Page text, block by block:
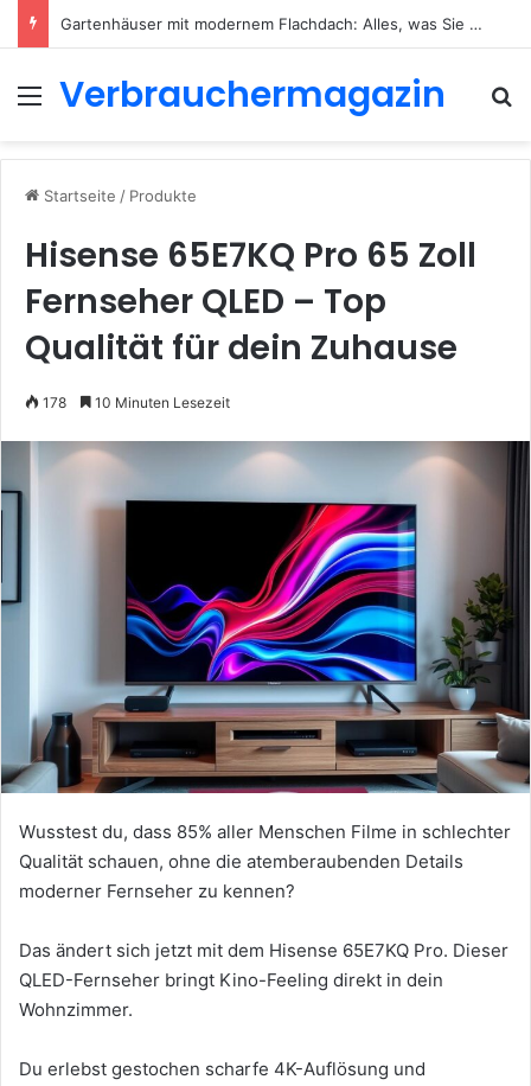
Welche LED Aufbauspots gibt es? Ein vollständiger Überblick für 2026
Menü
Verbrauchermagazin
Startseite / Produkte
Hisense 65E7KQ Pro 65 Zoll
Fernseher QLED – Top
Qualität für dein Zuhause
178 10 Minuten Lesezeit
Wusstest du, dass 85% aller Menschen Filme in schlechter
Qualität schauen, ohne die atemberaubenden Details
moderner Fernseher zu kennen?
Das ändert sich jetzt mit dem Hisense 65E7KQ Pro. Dieser
QLED-Fernseher bringt Kino-Feeling direkt in dein
Wohnzimmer.
Du erlebst gestochen scharfe 4K-Auflösung und